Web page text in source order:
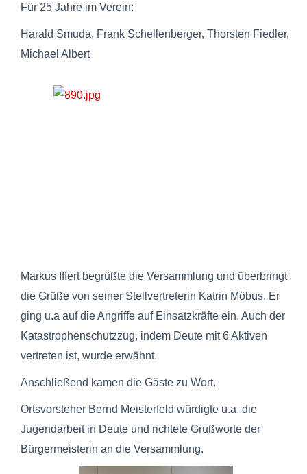
Für 25 Jahre im Verein:
Harald Smuda, Frank Schellenberger, Thorsten Fiedler,
Michael Albert
Markus Iffert begrüßte die Versammlung und überbringt
die Grüße von seiner Stellvertreterin Katrin Möbus. Er
ging u.a auf die Angriffe auf Einsatzkräfte ein. Auch der
Katastrophenschutzzug, indem Deute mit 6 Aktiven
vertreten ist, wurde erwähnt.
Anschließend kamen die Gäste zu Wort.
Ortsvorsteher Bernd Meisterfeld würdigte u.a. die
Jugendarbeit in Deute und richtete Grußworte der
Bürgermeisterin an die Versammlung.